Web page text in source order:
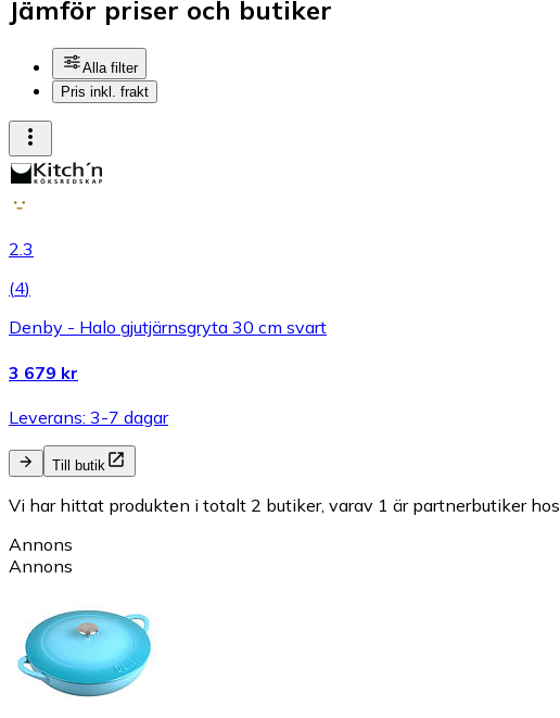
Jämför priser och butiker
Alla filter
Pris inkl. frakt
2.3
(4)
Denby - Halo gjutjärnsgryta 30 cm svart
3 679 kr
Leverans: 3-7 dagar
Till butik
Vi har hittat produkten i totalt 2 butiker, varav 1 är partnerbutiker
Annons
Annons